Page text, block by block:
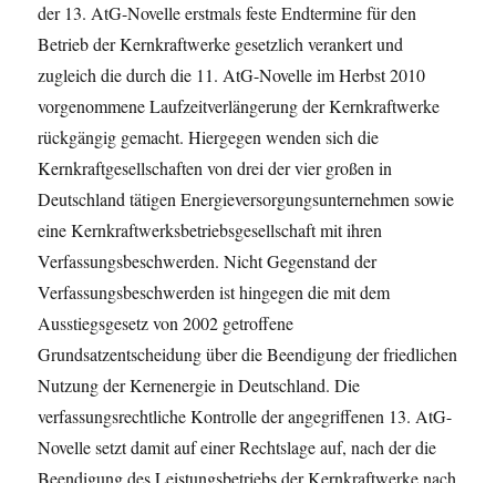
der 13. AtG-Novelle erstmals feste Endtermine für den
Betrieb der Kernkraftwerke gesetzlich verankert und
zugleich die durch die 11. AtG-Novelle im Herbst 2010
vorgenommene Laufzeitverlängerung der Kernkraftwerke
rückgängig gemacht. Hiergegen wenden sich die
Kernkraftgesellschaften von drei der vier großen in
Deutschland tätigen Energieversorgungsunternehmen sowie
eine Kernkraftwerksbetriebsgesellschaft mit ihren
Verfassungsbeschwerden. Nicht Gegenstand der
Verfassungsbeschwerden ist hingegen die mit dem
Ausstiegsgesetz von 2002 getroffene
Grundsatzentscheidung über die Beendigung der friedlichen
Nutzung der Kernenergie in Deutschland. Die
verfassungsrechtliche Kontrolle der angegriffenen 13. AtG-
Novelle setzt damit auf einer Rechtslage auf, nach der die